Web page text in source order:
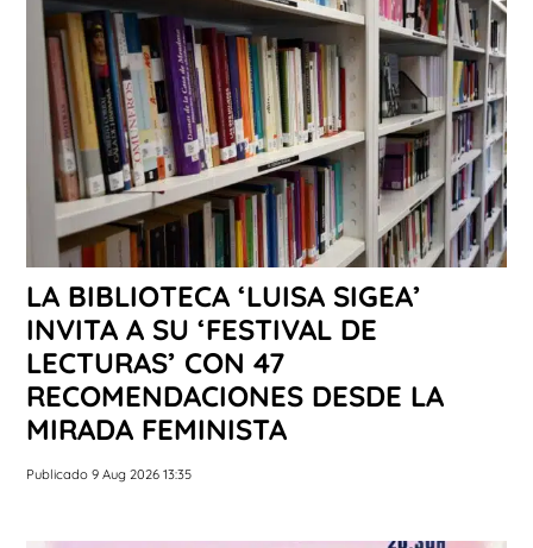
LA BIBLIOTECA ‘LUISA SIGEA’
INVITA A SU ‘FESTIVAL DE
LECTURAS’ CON 47
RECOMENDACIONES DESDE LA
MIRADA FEMINISTA
Publicado 9 Aug 2026 13:35